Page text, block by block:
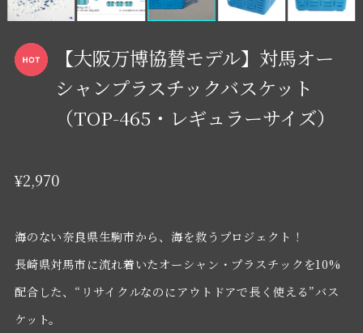
【大阪万博協賛モデル】対馬オー
シャンプラスチックバスケット
（TOP-465・レギュラーサイズ）
¥2,970
海のない奈良県生駒市から、海を救うプロジェクト！
長崎県対馬市に流れ着いたオーシャン・プラスチックを10%
配合した、“リサイクルなのにアウトドアで長く使える”バス
ケット。